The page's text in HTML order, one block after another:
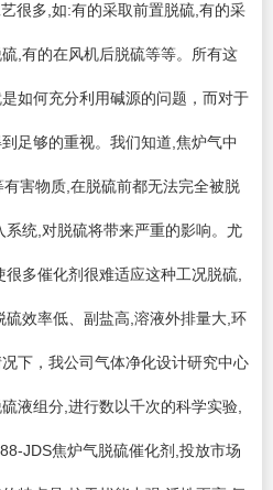
很多,如:有的采取前置脱硫,有的采
,有的在风机后脱硫等等。所有这
如何充分利用碱源的问题，而对于
足够的重视。我们知道,焦炉气中
害物质,在脱硫前都无法完全被脱
系统,对脱硫将带来严重的影响。尤
多催化剂很难适应这种工况脱硫,
硫效率低、副盐高,溶液外排量大,环
下，我公司气体净化设计研究中心
液组分,进行数以千次的科学实验,
JDS焦炉气脱硫催化剂,投放市场